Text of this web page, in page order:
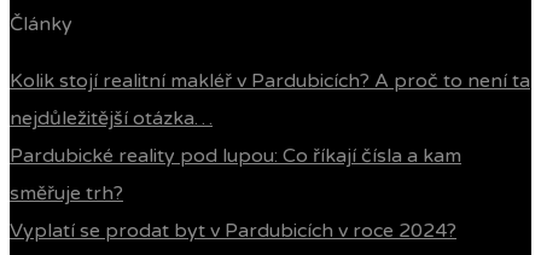
Články
Kolik stojí realitní makléř v Pardubicích? A proč to není ta
nejdůležitější otázka…
Pardubické reality pod lupou: Co říkají čísla a kam
směřuje trh?
Vyplatí se prodat byt v Pardubicích v roce 2024?